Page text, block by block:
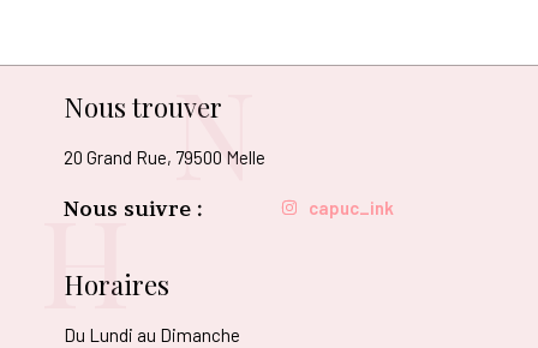
Nous trouver
20 Grand Rue, 79500 Melle
N
Nous suivre : capuc_ink
Horaires
Du Lundi au Dimanche
H